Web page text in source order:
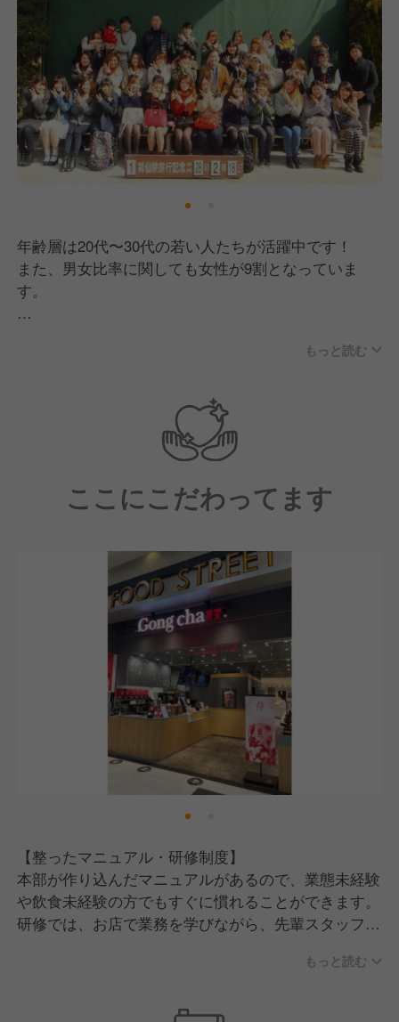
私たち「有限会社ヒロシマ」は、当ブランドのFC加
盟店として関東エリアに展開しています。
おかげさまで売上も順調に伸びており、今後もさらな
る拡大を目指します。
"
年齢層は20代〜30代の若い人たちが活躍中です！
また、男女比率に関しても女性が9割となっていま
す。
【職場の風土について】
仕事をする中で大切にしているのは、「人として成長
そして成長する中で大切にすることは以下の5つにな
ります。
お客様ファーストで、元気で明るく、思いやりや清潔
責任ある行動、そして定めたルールを遵守する
職務を誠実に取り組み、他の従業員のお手本となるよ
社会人として自覚ある行動・振る舞いを意識し、円滑
■健康
体調・健康管理の重要性を理解して、欠勤にならない
ように心がける
もっと読む
ここにこだわってます
【整ったマニュアル・研修制度】
本部が作り込んだマニュアルがあるので、業態未経験
や飲食未経験の方でもすぐに慣れることができます。
研修では、お店で業務を学びながら、先輩スタッフや
もっと読む